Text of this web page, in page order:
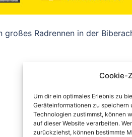
Cookie-
Um dir ein optimales Erlebnis zu
Geräteinformationen zu speichern
Technologien zustimmst, können
auf dieser Website verarbeiten.
zurückziehst, können bestimmte
Radrennen in der